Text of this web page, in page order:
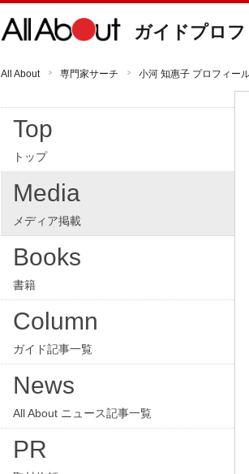
ガイドプロ
All About 専門家サーチ 小河 知惠子 プロフィー
Top
トップ
Media
メディア掲載
Books
書籍
Column
ガイド記事一覧
News
All About ニュース記事一覧
PR